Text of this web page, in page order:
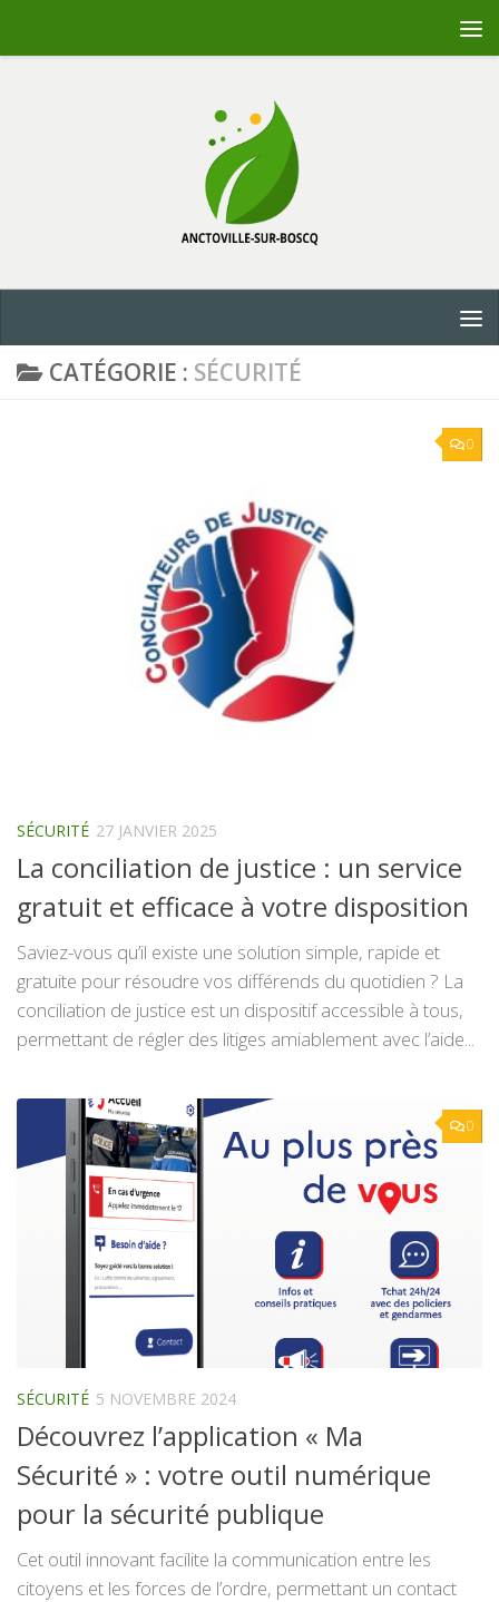
CATÉGORIE : SÉCURITÉ
0
SÉCURITÉ 27 JANVIER 2025
La conciliation de justice : un service
gratuit et efficace à votre disposition
Saviez-vous qu’il existe une solution simple, rapide et
gratuite pour résoudre vos différends du quotidien ? La
conciliation de justice est un dispositif accessible à tous,
permettant de régler des litiges amiablement avec l’aide...
0
SÉCURITÉ 5 NOVEMBRE 2024
Découvrez l’application « Ma
Sécurité » : votre outil numérique
pour la sécurité publique
Cet outil innovant facilite la communication entre les
citoyens et les forces de l’ordre, permettant un contact